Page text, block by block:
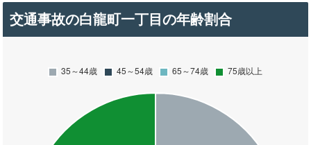
交通事故の白龍町一丁目の年齢割合